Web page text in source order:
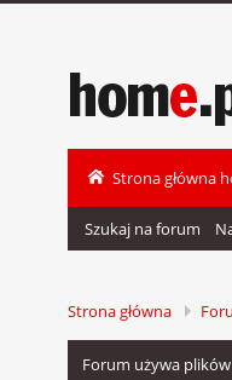
Strona główna
Forum używa
Strona główna
Szukaj na forum